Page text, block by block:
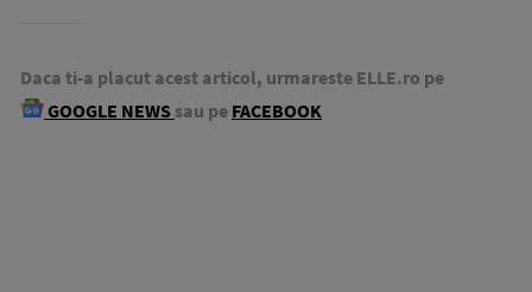
Daca ti-a placut acest articol, urmareste ELLE.ro pe
GOOGLE NEWS sau pe FACEBOOK